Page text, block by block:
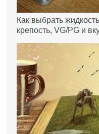
Как выбрать
крепость, VG/PG и